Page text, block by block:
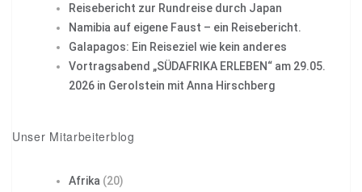
Reisebericht zur Rundreise durch Japan
Namibia auf eigene Faust – ein Reisebericht.
Galapagos: Ein Reiseziel wie kein anderes
Vortragsabend „SÜDAFRIKA ERLEBEN“ am 29.05.
2026 in Gerolstein mit Anna Hirschberg
Unser Mitarbeiterblog
Afrika (20)